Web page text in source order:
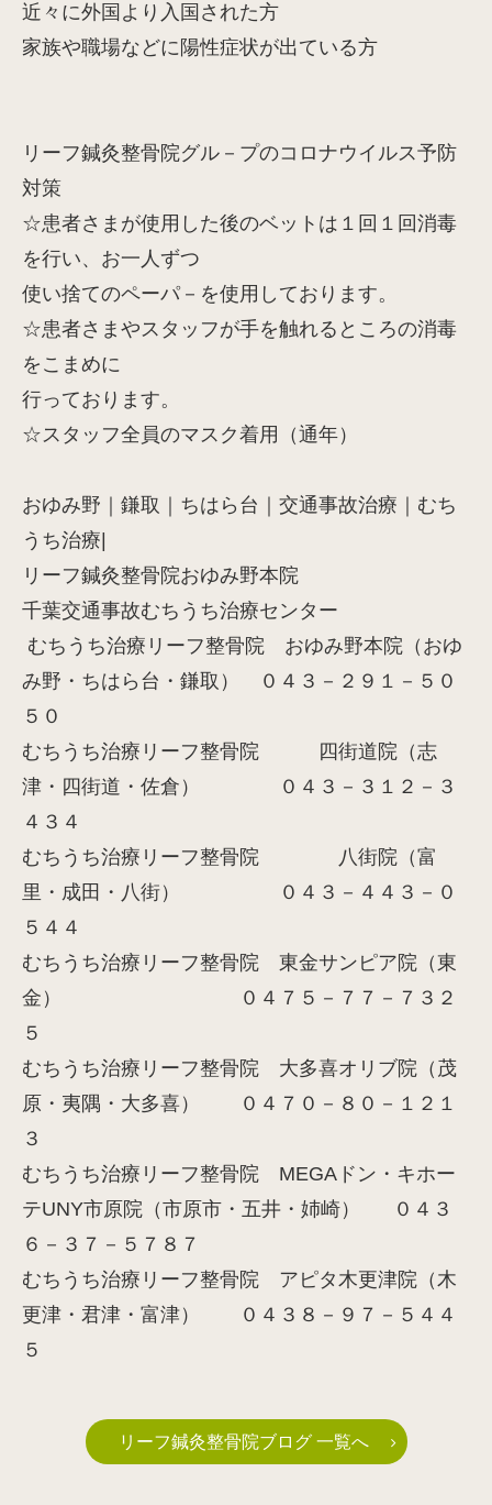
近々に外国より入国された方
家族や職場などに陽性症状が出ている方
リーフ鍼灸整骨院グル－プのコロナウイルス予防
対策
☆患者さまが使用した後のベットは１回１回消毒
を行い、お一人ずつ
使い捨てのペーパ－を使用しております。
☆患者さまやスタッフが手を触れるところの消毒
をこまめに
行っております。
☆スタッフ全員のマスク着用（通年）
おゆみ野｜鎌取｜ちはら台｜交通事故治療｜むち
うち治療|
リーフ鍼灸整骨院おゆみ野本院
千葉交通事故むちうち治療センター
むちうち治療リーフ整骨院 おゆみ野本院（おゆ
み野・ちはら台・鎌取） ０４３－２９１－５０
５０
むちうち治療リーフ整骨院 四街道院（志
津・四街道・佐倉） ０４３－３１２－３
４３４
むちうち治療リーフ整骨院 八街院（富
里・成田・八街） ０４３－４４３－０
５４４
むちうち治療リーフ整骨院 東金サンピア院（東
金） ０４７５－７７－７３２
５
むちうち治療リーフ整骨院 大多喜オリブ院（茂
原・夷隅・大多喜） ０４７０－８０－１２１
３
むちうち治療リーフ整骨院 MEGAドン・キホー
テUNY市原院（市原市・五井・姉崎） ０４３
６－３７－５７８７
むちうち治療リーフ整骨院 アピタ木更津院（木
更津・君津・富津） ０４３８－９７－５４４
５
リーフ鍼灸整骨院ブログ 一覧へ